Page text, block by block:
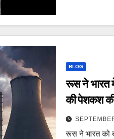
BLOG
रूस ने भारत
की पेशकश
russia
nuclear
रूस ने भारत को